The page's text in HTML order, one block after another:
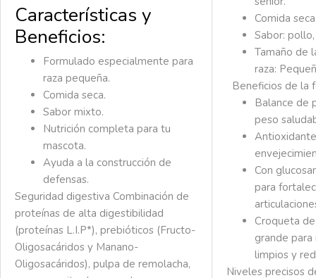
Características y
Beneficios:
Formulado especialmente para
raza pequeña.
Comida seca.
Sabor mixto.
Nutrición completa para tu
mascota.
Ayuda a la construcción de
defensas.
Seguridad digestiva Combinación de
proteínas de alta digestibilidad
(proteínas L.I.P*), prebióticos (Fructo-
Oligosacáridos y Manano-
Oligosacáridos), pulpa de remolacha,
Comida
Sabor:
Tamaño de
raza:
Beneficios de la
Balance de
peso
Con
para
Croqueta
grande
limpios y
Niveles precisos